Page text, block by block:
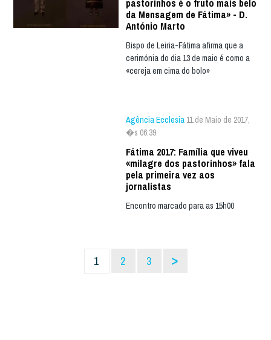
pastorinhos é o fruto mais belo
da Mensagem de Fátima» - D.
António Marto
Bispo de Leiria-Fátima afirma que a
cerimónia do dia 13 de maio é como a
«cereja em cima do bolo»
Agência Ecclesia 11 de Maio de 2017,
�s 06:39
Fátima 2017: Família que viveu
«milagre dos pastorinhos» fala
pela primeira vez aos
jornalistas
Encontro marcado para as 15h00
1 2 3 >